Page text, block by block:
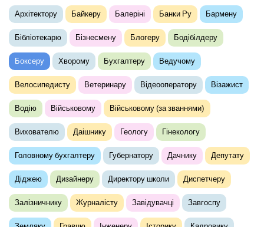
Архітектору Байкеру Балеріні Банки Ру Бармену
Бібліотекарю Бізнесмену Блогеру Бодібілдеру
Боксеру Хворому Бухгалтеру Ведучому
Велосипедисту Ветеринару Відеооператору Візажист
Водію Військовому Військовому (за званнями)
Вихователю Даішнику Геологу Гінекологу
Головному бухгалтеру Губернатору Дачнику Депутату
Діджею Дизайнеру Директору школи Диспетчеру
Залізничнику Журналісту Завідувачці Завгоспу